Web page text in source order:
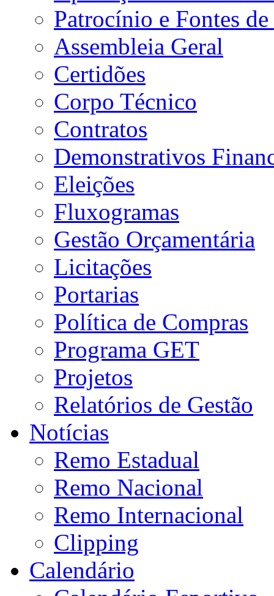
Patrocínio e Fontes de
Assembleia Geral
Certidões
Corpo Técnico
Contratos
Demonstrativos
Eleições
Fluxogramas
Gestão Orçamentária
Licitações
Portarias
Política de Compras
Programa GET
Projetos
Relatórios de Gestão
Notícias
Remo Estadual
Remo Nacional
Remo Internacional
Clipping
Calendário